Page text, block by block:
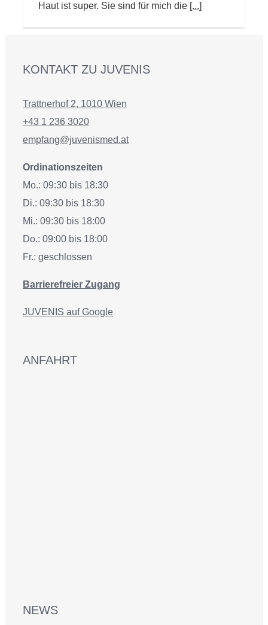
Haut ist super. Sie sind für mich die [...]
KONTAKT ZU JUVENIS
Trattnerhof 2, 1010 Wien
+43 1 236 3020
empfang@juvenismed.at
Ordinationszeiten
Mo.: 09:30 bis 18:30
Di.: 09:30 bis 18:30
Mi.: 09:30 bis 18:00
Do.: 09:00 bis 18:00
Fr.: geschlossen
Barrierefreier Zugang
JUVENIS auf Google
ANFAHRT
NEWS